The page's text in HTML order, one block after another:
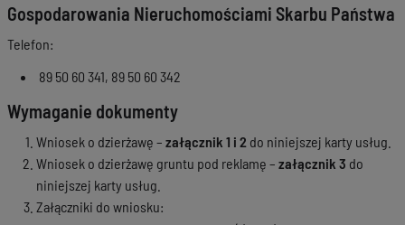
Gospodarowania Nieruchomościami Skarbu Państwa
Telefon:
89 50 60 341, 89 50 60 342
Wymaganie dokumenty
Wniosek o dzierżawę – załącznik 1 i 2 do niniejszej karty usług.
Wniosek o dzierżawę gruntu pod reklamę – załącznik 3 do
niniejszej karty usług.
Załączniki do wniosku: